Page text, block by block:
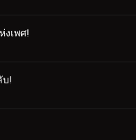
งเพศ!
บ!